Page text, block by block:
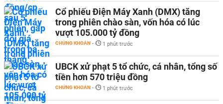
Cổ phiếu Điện Máy Xanh (DMX) tăng
trong phiên chào sàn, vốn hóa có lúc
vượt 105.000 tỷ đồng
CHỨNG KHOÁN - 1 phút trước
UBCK xử phạt 5 tổ chức, cá nhân, tổng số
tiền hơn 570 triệu đồng
CHỨNG KHOÁN - 1 phút trước